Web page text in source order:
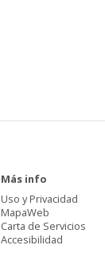
Más info
Uso y Privacidad
MapaWeb
Carta de Servicios
Accesibilidad